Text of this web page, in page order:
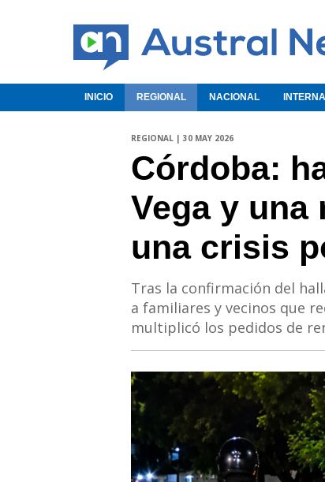
INICIO REGIONAL NACIONAL
REGIONAL | 30 MAY 2026
Córdoba:
Vega y
una crisis
Tras la confirmación del
a familiares y vecinos que
multiplicó los pedidos de